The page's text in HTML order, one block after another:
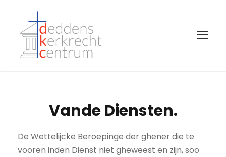
Vande Diensten.
De Wettelijcke Beroepinge der ghener die te
vooren inden Dienst niet gheweest en zijn, soo